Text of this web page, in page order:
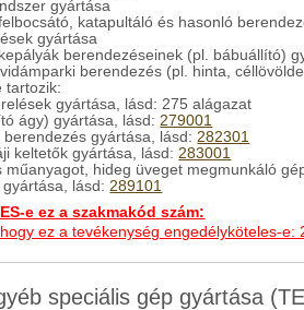
gyártása
katapultáló és hasonló
gyártása
berendezéseinek (pl. bábuállító)
berendezés (pl. hinta,
tartozik:
gyártása, lásd: 275 alágazat
ágy) gyártása, lásd:279001
berendezés gyártása, lásd:282301
keltetők gyártása, lásd:283001
műanyagot, hideg üveget megmunkáló
gyártása, lásd:289101
e ez a szakmakód szám:
ez a tevékenység engedélyköteles-e:
speciális gép gyártása